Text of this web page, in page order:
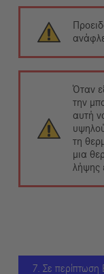
Όταν
την
αυτή
τη
μια
λήψης
7. Σε περίπτωση